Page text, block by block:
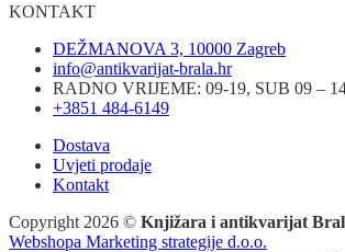
KONTAKT
DEŽMANOVA 3, 10000 Zagreb
info@antikvarijat-brala.hr
RADNO VRIJEME: 09-19, SUB 09 –
+3851 484-6149
Dostava
Uvjeti prodaje
Kontakt
Copyright 2026 © Knjižara i antikvarijat
Webshopa Marketing strategije d.o.o.